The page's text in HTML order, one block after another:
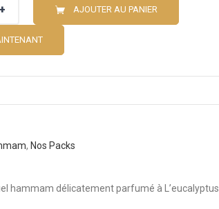
AJOUTER AU PANIER
, Nos Packs
hammam délicatement parfumé à L’eucalyptus